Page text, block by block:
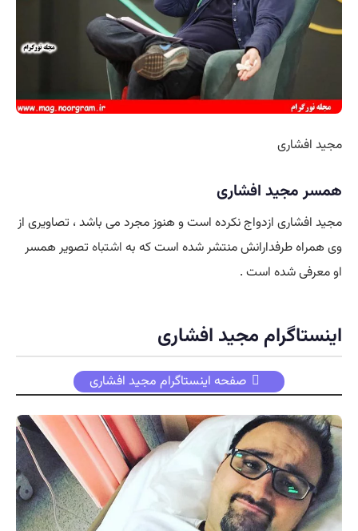
مجید افشاری
همسر مجید افشاری
مجید افشاری ازدواج نکرده است و هنوز مجرد می باشد ، تصاویری از
وی همراه طرفدارانش منتشر شده است که به اشتباه تصویر همسر
او معرفی شده است .
اینستاگرام مجید افشاری
صفحه اینستاگرام مجید افشاری